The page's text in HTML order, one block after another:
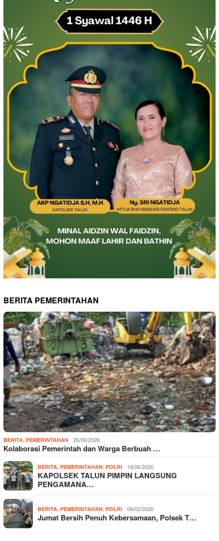
BERITA PEMERINTAHAN
BERITA PEMERINTAHAN 26/06/2026
Kolaborasi Pemerintah dan Warga Berbuah …
BERITA PEMERINTAHAN POLRI 16/06/2026
KAPOLSEK TALUN PIMPIN LANGSUNG
PENGAMANA…
BERITA PEMERINTAHAN POLRI 06/02/2026
Jumat Bersih Penuh Kebersamaan, Polsek T…